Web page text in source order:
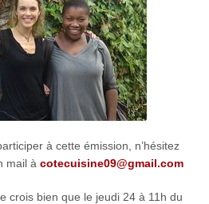
à cette émission, n’hésitez
mail à cotecuisine09@gmail.com
crois bien que le jeudi 24 à 11h du